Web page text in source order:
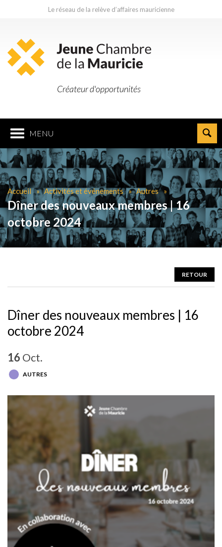
Le réseau de la relève d’affaires mauricienne
Créateur d'opportunités
MENU
Accueil Activités et événements Autres
Dîner des nouveaux membres | 16
octobre 2024
RETOUR
Dîner des nouveaux membres | 16
octobre 2024
16 Oct.
AUTRES